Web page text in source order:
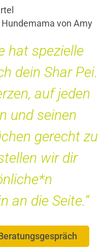
von Amy
hat spezielle
dein Shar Pei.
auf jeden
und seinen
gerecht zu
wir dir
an die Seite.“